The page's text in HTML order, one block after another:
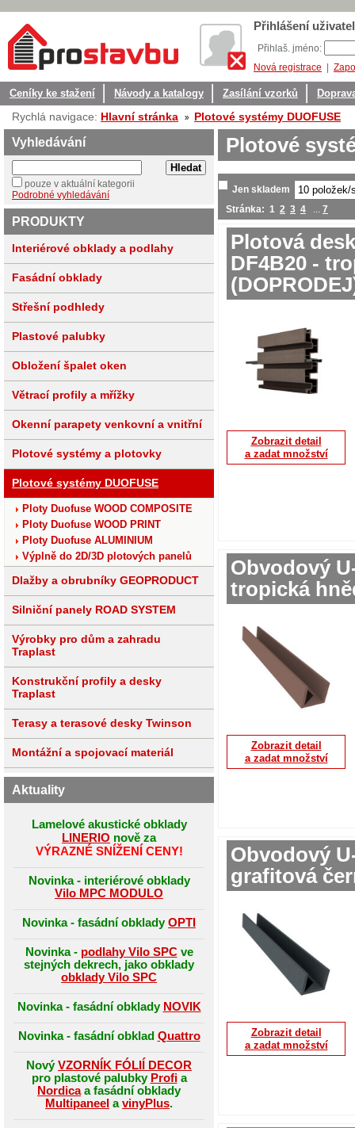
Plotové
Jen skladem
Stránka: 1 2 3 4 7
Plotová
DF4B20 -
Zobrazit detail
a zadat množství
Obvodový
tropická
Zobrazit detail
a zadat množství
Obvodový
grafitová
Zobrazit detail
a zadat množství
Vyhledávání
pouze v aktuální kategorii
Podrobné vyhledávání
PRODUKTY
Interiérové obklady a podlahy
Fasádní obklady
Střešní podhledy
Plastové palubky
Obložení špalet oken
Větrací profily a mřížky
Okenní parapety venkovní a vnitřní
Plotové systémy a plotovky
Plotové systémy DUOFUSE
Ploty Duofuse WOOD COMPOSITE
Ploty Duofuse WOOD PRINT
Ploty Duofuse ALUMINIUM
Výplně do 2D/3D plotových panelů
Dlažby a obrubníky GEOPRODUCT
Silniční panely ROAD SYSTEM
Výrobky pro dům a zahradu
Traplast
Konstrukční profily a desky
Traplast
Terasy a terasové desky Twinson
Montážní a spojovací materiál
Aktuality
Lamelové akustické obklady
LINERIO nově za
VÝRAZNÉ SNÍŽENÍ CENY!
Novinka - interiérové obklady
Vilo MPC MODULO
Novinka - fasádní obklady OPTI
Novinka - podlahy Vilo SPCve
stejných dekrech, jako obklady
obklady Vilo SPC
Novinka - fasádní obklady NOVIK
Novinka - fasádní obklad Quattro
Nový VZORNÍK FÓLIÍ DECOR
pro plastové palubky Profia
Nordicaa fasádní obklady
Multipaneel avinyPlus.
Rychlá navigace: Hlavní stránka Plotové systémy DUOFUSE
Ceníky ke stažení Návody a katalogy Zasílání vzorků
Přihlášení
Přihlaš. jméno:
Nová registrace